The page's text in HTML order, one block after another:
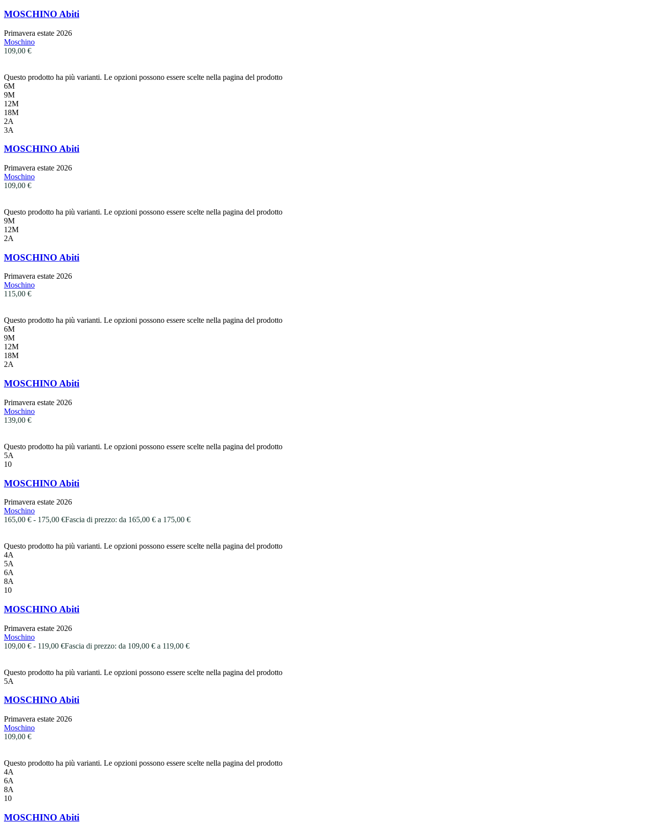
MOSCHINO Abiti
Primavera estate 2026
Moschino
109,00 €
Questo prodotto ha più varianti. Le opzioni possono essere scelte nella pagina del prodotto
6M
9M
12M
18M
2A
3A
MOSCHINO Abiti
Primavera estate 2026
Moschino
109,00 €
Questo prodotto ha più varianti. Le opzioni possono essere scelte nella pagina del prodotto
9M
12M
2A
MOSCHINO Abiti
Primavera estate 2026
Moschino
115,00 €
Questo prodotto ha più varianti. Le opzioni possono essere scelte nella pagina del prodotto
6M
9M
12M
18M
2A
MOSCHINO Abiti
Primavera estate 2026
Moschino
139,00 €
Questo prodotto ha più varianti. Le opzioni possono essere scelte nella pagina del prodotto
5A
10
MOSCHINO Abiti
Primavera estate 2026
Moschino
165,00 € - 175,00 €Fascia di prezzo: da 165,00 € a 175,00 €
Questo prodotto ha più varianti. Le opzioni possono essere scelte nella pagina del prodotto
4A
5A
6A
8A
10
MOSCHINO Abiti
Primavera estate 2026
Moschino
109,00 € - 119,00 €Fascia di prezzo: da 109,00 € a 119,00 €
Questo prodotto ha più varianti. Le opzioni possono essere scelte nella pagina del prodotto
5A
MOSCHINO Abiti
Primavera estate 2026
Moschino
109,00 €
Questo prodotto ha più varianti. Le opzioni possono essere scelte nella pagina del prodotto
4A
6A
8A
10
MOSCHINO Abiti